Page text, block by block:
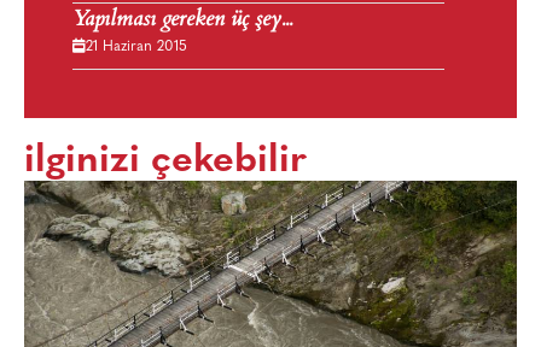
Yapılması gereken üç şey...
21 Haziran 2015
ilginizi çekebilir